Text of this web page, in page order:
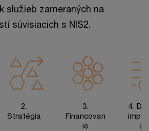
služieb zameraných na
súvisiacich s NIS2.
2.
Stratégia
3.
Financovan
ie
4.